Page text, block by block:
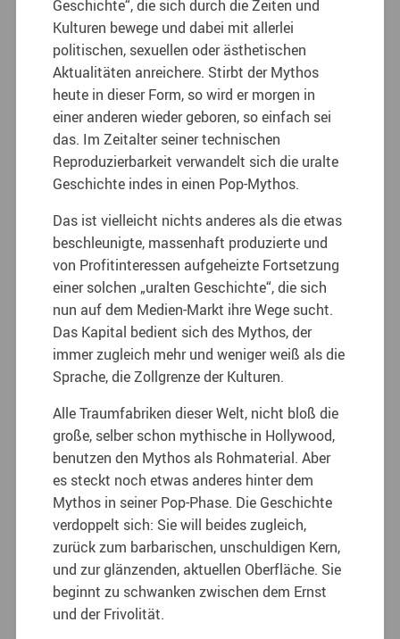
Geschichte“, die sich durch die Zeiten und
Kulturen bewege und dabei mit allerlei
politischen, sexuellen oder ästhetischen
Aktualitäten anreichere. Stirbt der Mythos
heute in dieser Form, so wird er morgen in
einer anderen wieder geboren, so einfach sei
das. Im Zeitalter seiner technischen
Reproduzierbarkeit verwandelt sich die uralte
Geschichte indes in einen Pop-Mythos.
Das ist vielleicht nichts anderes als die etwas
beschleunigte, massenhaft produzierte und
von Profitinteressen aufgeheizte Fortsetzung
einer solchen „uralten Geschichte“, die sich
nun auf dem Medien-Markt ihre Wege sucht.
Das Kapital bedient sich des Mythos, der
immer zugleich mehr und weniger weiß als die
Sprache, die Zollgrenze der Kulturen.
Alle Traumfabriken dieser Welt, nicht bloß die
große, selber schon mythische in Hollywood,
benutzen den Mythos als Rohmaterial. Aber
es steckt noch etwas anderes hinter dem
Mythos in seiner Pop-Phase. Die Geschichte
verdoppelt sich: Sie will beides zugleich,
zurück zum barbarischen, unschuldigen Kern,
und zur glänzenden, aktuellen Oberfläche. Sie
beginnt zu schwanken zwischen dem Ernst
und der Frivolität.